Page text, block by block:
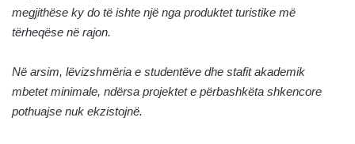
megjithëse ky do të ishte një nga produktet turistike më
tërheqëse në rajon.
Në arsim, lëvizshmëria e studentëve dhe stafit akademik
mbetet minimale, ndërsa projektet e përbashkëta shkencore
pothuajse nuk ekzistojnë.